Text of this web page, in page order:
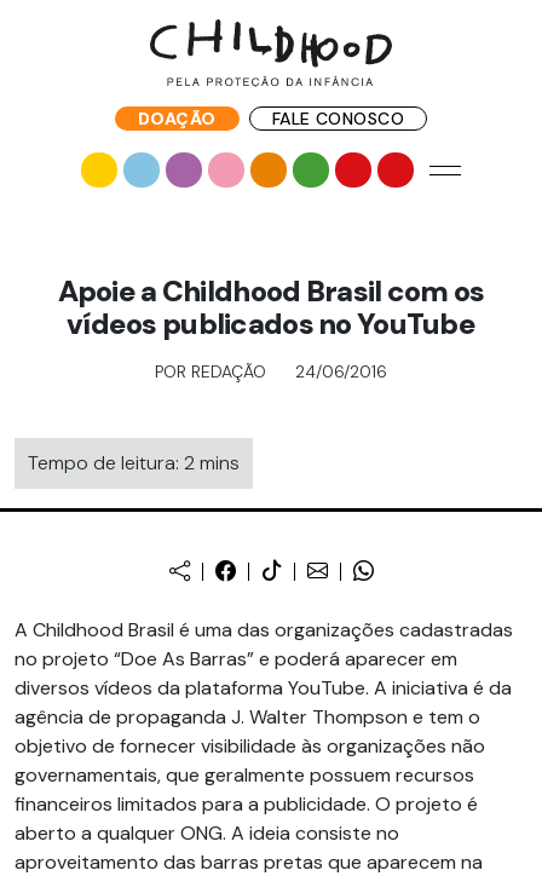
DOAÇÃO FALE CONOSCO
Apoie a Childhood Brasil com os
vídeos publicados no YouTube
POR REDAÇÃO 24/06/2016
Tempo de leitura: 2 mins
A Childhood Brasil é uma das organizações cadastradas
no projeto “Doe As Barras” e poderá aparecer em
diversos vídeos da plataforma YouTube. A iniciativa é da
agência de propaganda J. Walter Thompson e tem o
objetivo de fornecer visibilidade às organizações não
governamentais, que geralmente possuem recursos
financeiros limitados para a publicidade. O projeto é
aberto a qualquer ONG. A ideia consiste no
aproveitamento das barras pretas que aparecem na